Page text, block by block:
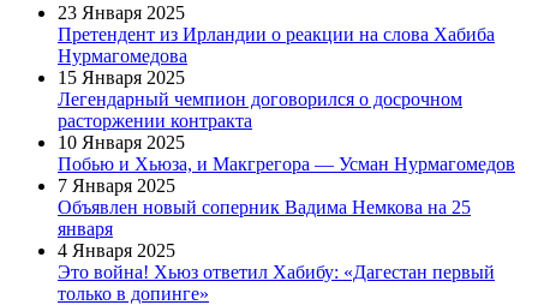
23 Января 2025
Претендент из Ирландии о реакции на слова Хабиба
Нурмагомедова
15 Января 2025
Легендарный чемпион договорился о досрочном
расторжении контракта
10 Января 2025
Побью и Хьюза, и Макгрегора — Усман Нурмагомедов
7 Января 2025
Объявлен новый соперник Вадима Немкова на 25
января
4 Января 2025
Это война! Хьюз ответил Хабибу: «Дагестан первый
только в допинге»